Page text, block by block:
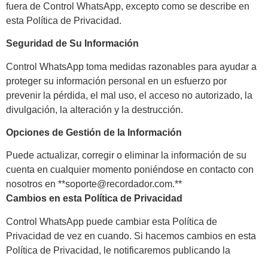
fuera de Control WhatsApp, excepto como se describe en
esta Política de Privacidad.
Seguridad de Su Información
Control WhatsApp toma medidas razonables para ayudar a
proteger su información personal en un esfuerzo por
prevenir la pérdida, el mal uso, el acceso no autorizado, la
divulgación, la alteración y la destrucción.
Opciones de Gestión de la Información
Puede actualizar, corregir o eliminar la información de su
cuenta en cualquier momento poniéndose en contacto con
nosotros en **soporte@recordador.com.**
Cambios en esta Política de Privacidad
Control WhatsApp puede cambiar esta Política de
Privacidad de vez en cuando. Si hacemos cambios en esta
Política de Privacidad, le notificaremos publicando la